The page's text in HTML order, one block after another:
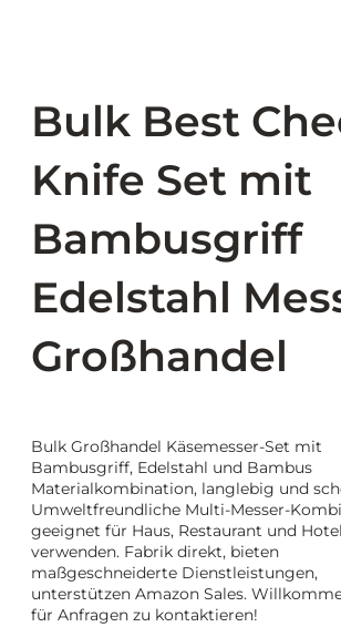
Bulk Best
Knife Set mit
Bambusgriff
Edelstahl
Großhandel
Bulk Großhandel Käsemesser-Set mit
Bambusgriff, Edelstahl und Bambus
Materialkombination, langlebig und
Umweltfreundliche Multi-Messer-
geeignet für Haus, Restaurant und Hotel
verwenden. Fabrik direkt, bieten
maßgeschneiderte Dienstleistungen,
unterstützen Amazon Sales.
für Anfragen zu kontaktieren!